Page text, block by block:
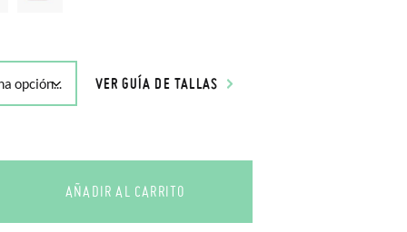
VER GUÍA DE TALLAS
AÑADIR AL CARRITO